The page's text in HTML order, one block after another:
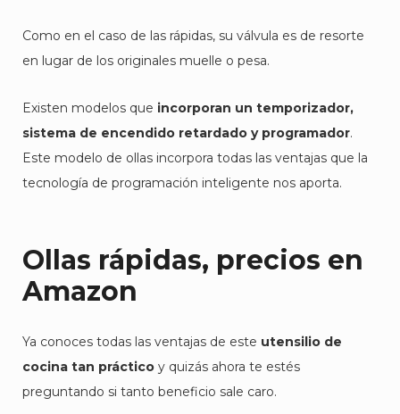
Como en el caso de las rápidas, su válvula es de resorte
en lugar de los originales muelle o pesa.
Existen modelos que incorporan un temporizador,
sistema de encendido retardado y programador.
Este modelo de ollas incorpora todas las ventajas que la
tecnología de programación inteligente nos aporta.
Ollas rápidas, precios en
Amazon
Ya conoces todas las ventajas de este utensilio de
cocina tan práctico y quizás ahora te estés
preguntando si tanto beneficio sale caro.